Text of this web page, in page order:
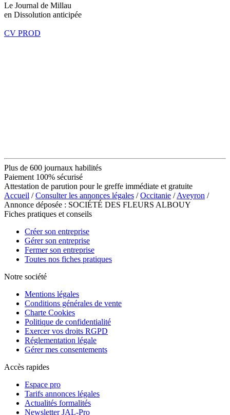
Le Journal de Millau
en Dissolution anticipée
CV PROD
Plus de 600 journaux habilités
Paiement 100% sécurisé
Attestation de parution pour le greffe immédiate et gratuite
Accueil /Consulter les annonces légales /Occitanie /Aveyron /
Annonce déposée : SOCIÉTÉ DES FLEURS ALBOUY
Fiches pratiques et conseils
Créer son entreprise
Gérer son entreprise
Fermer son entreprise
Toutes nos fiches pratiques
Notre société
Mentions légales
Conditions générales de vente
Charte Cookies
Politique de confidentialité
Exercer vos droits RGPD
Réglementation légale
Gérer mes consentements
Accès rapides
Espace pro
Tarifs annonces légales
Actualités formalités
Newsletter JAL-Pro